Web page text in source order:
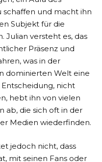
schaffen und macht ihn
Subjekt für die
Julian versteht es, das
Präsenz und
was in der
dominierten Welt eine
nicht
hebt ihn von vielen
ab, die sich oft in der
Medien wiederfinden.
jedoch nicht, dass
mit seinen Fans oder